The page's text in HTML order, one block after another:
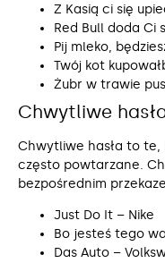
Z Kasią ci się
Red Bull doda Ci
Pij mleko,
Twój kot
Żubr w trawie
Chwytliwe
Chwytliwe hasła to
często powtarzane.
bezpośrednim
Just Do It – Nike
Bo jesteś tego
Das Auto –